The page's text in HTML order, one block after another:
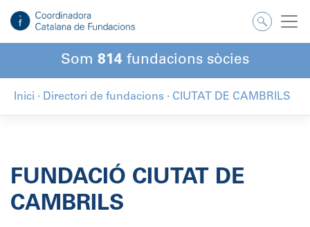
contingut
Som 814 fundacions sòcies
Inici · Directori de fundacions · CIUTAT DE CAMBRILS
FUNDACIÓ CIUTAT DE
CAMBRILS